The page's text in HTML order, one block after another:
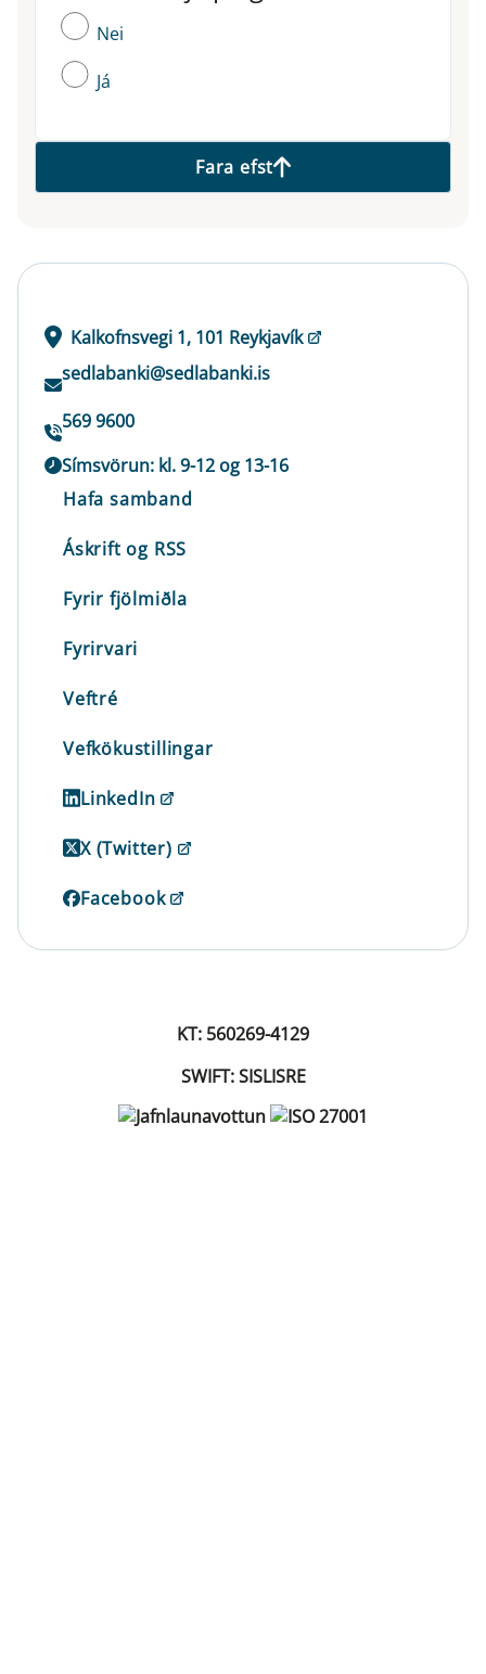
Nei
Já
Fara efst
Kalkofnsvegi 1, 101 Reykjavík
sedlabanki@sedlabanki.is
569 9600
Símsvörun: kl. 9-12 og 13-16
Hafa samband
Áskrift og RSS
Fyrir fjölmiðla
Fyrirvari
Veftré
Vefkökustillingar
LinkedIn
X (Twitter)
Facebook
KT: 560269-4129
SWIFT: SISLISRE